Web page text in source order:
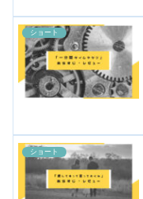
ショート
ショート